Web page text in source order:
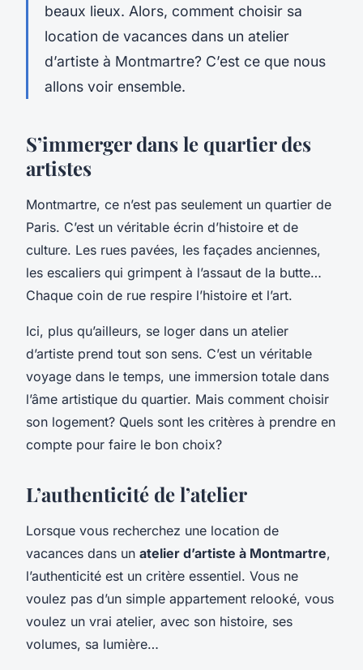
beaux lieux. Alors, comment choisir sa
location de vacances dans un atelier
d’artiste à Montmartre? C’est ce que nous
allons voir ensemble.
S’immerger dans le quartier des
artistes
Montmartre, ce n’est pas seulement un quartier de
Paris. C’est un véritable écrin d’histoire et de
culture. Les rues pavées, les façades anciennes,
les escaliers qui grimpent à l’assaut de la butte…
Chaque coin de rue respire l’histoire et l’art.
Ici, plus qu’ailleurs, se loger dans un atelier
d’artiste prend tout son sens. C’est un véritable
voyage dans le temps, une immersion totale dans
l’âme artistique du quartier. Mais comment choisir
son logement? Quels sont les critères à prendre en
compte pour faire le bon choix?
L’authenticité de l’atelier
Lorsque vous recherchez une location de
vacances dans un atelier d’artiste à Montmartre,
l’authenticité est un critère essentiel. Vous ne
voulez pas d’un simple appartement relooké, vous
voulez un vrai atelier, avec son histoire, ses
volumes, sa lumière…